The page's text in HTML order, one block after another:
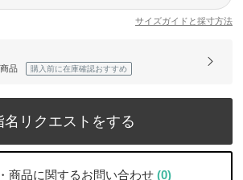
サイズガイドと採寸方法
品 購入前に在庫確認おすすめ
名リクエストをする
商品に関するお問い合わせ (0)